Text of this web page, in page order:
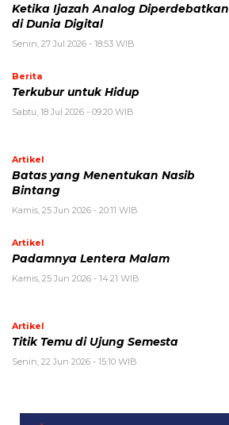
Ketika Ijazah Analog Diperdebatkan
di Dunia Digital
Senin, 27 Jul 2026 - 18:53 WIB
Berita
Terkubur untuk Hidup
Sabtu, 18 Jul 2026 - 09:20 WIB
Artikel
Batas yang Menentukan Nasib
Bintang
Kamis, 25 Jun 2026 - 20:11 WIB
Artikel
Padamnya Lentera Malam
Kamis, 25 Jun 2026 - 14:21 WIB
Artikel
Titik Temu di Ujung Semesta
Senin, 22 Jun 2026 - 15:10 WIB